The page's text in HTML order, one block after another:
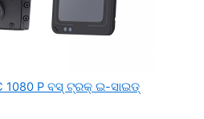
1080 P ବସ୍ ଟ୍ରକ୍ ଇ-ସାଇଡ୍